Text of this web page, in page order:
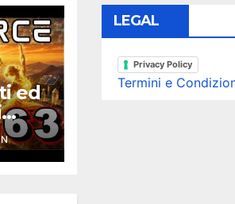
ed
LEGAL
Privacy Policy
Termini e